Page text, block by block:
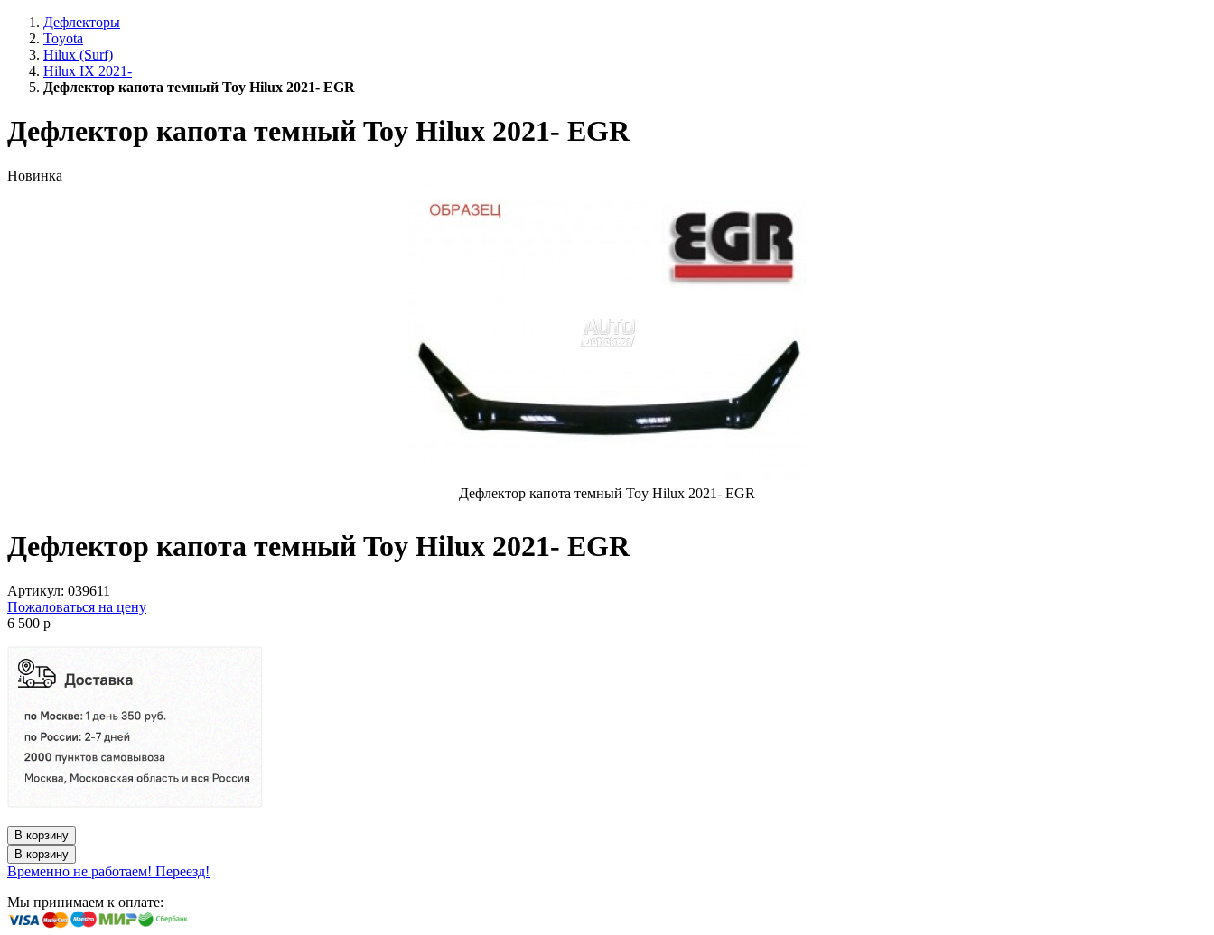
Дефлекторы
Toyota
Hilux (Surf)
Hilux IX 2021-
Дефлектор капота темный Toy Hilux 2021- EGR
Дефлектор капота темный Toy Hilux 2021- EGR
Новинка
Дефлектор капота темный Toy Hilux 2021- EGR
Дефлектор капота темный Toy Hilux 2021- EGR
Артикул: 039611
Пожаловаться на цену
6 500 p
В корзину
В корзину
Временно не работаем! Переезд!
Мы принимаем к оплате: